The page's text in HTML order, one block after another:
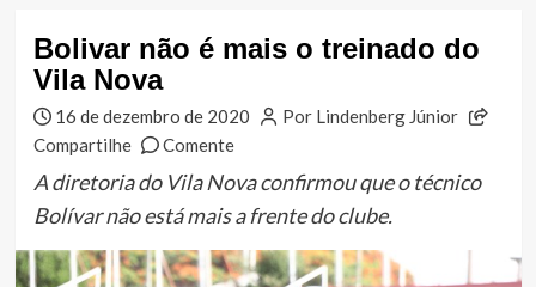
Bolivar não é mais o treinado do
Vila Nova
16 de dezembro de 2020
Por Lindenberg Júnior
Compartilhe
Comente
A diretoria do Vila Nova confirmou que o técnico
Bolívar não está mais a frente do clube.